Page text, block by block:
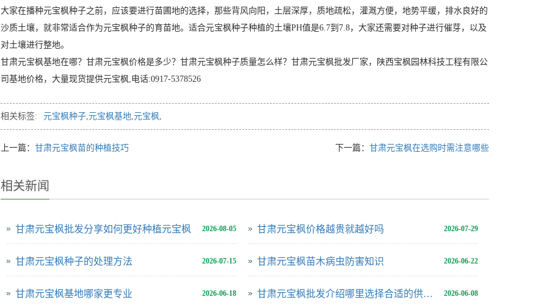
大家在播种元宝枫种子之前，应该要进行苗圃地的选择，那些背风向阳，土层深厚，质地疏松，灌溉方便，地势平缓，排水良好的
沙质土壤，就非常适合作为元宝枫种子的育苗地。适合元宝枫种子种植的土壤PH值是6.7到7.8，大家还需要对种子进行催芽，以及
对土壤进行整地。
甘肃元宝枫基地在哪？甘肃元宝枫价格是多少？甘肃元宝枫种子质量怎么样？甘肃元宝枫批发厂家，陕西宝枫园林科技工程有限公
司基地价格，大量现货提供元宝枫,电话:0917-5378526
相关标签: 元宝枫种子,元宝枫基地,元宝枫,
上一篇： 甘肃元宝枫苗的种植技巧 下一篇： 甘肃元宝枫在选购时需注意哪些
相关新闻
2026-08-05
甘肃元宝枫批发分享如何更好种植元宝枫 2026-07-29
甘肃元宝枫价格越贵就越好吗
2026-07-15
甘肃元宝枫种子的处理方法 2026-06-22
甘肃元宝枫苗木病虫防害知识
2026-06-18
甘肃元宝枫基地哪家更专业 2026-06-08
甘肃元宝枫批发介绍哪里选择合适的供应地